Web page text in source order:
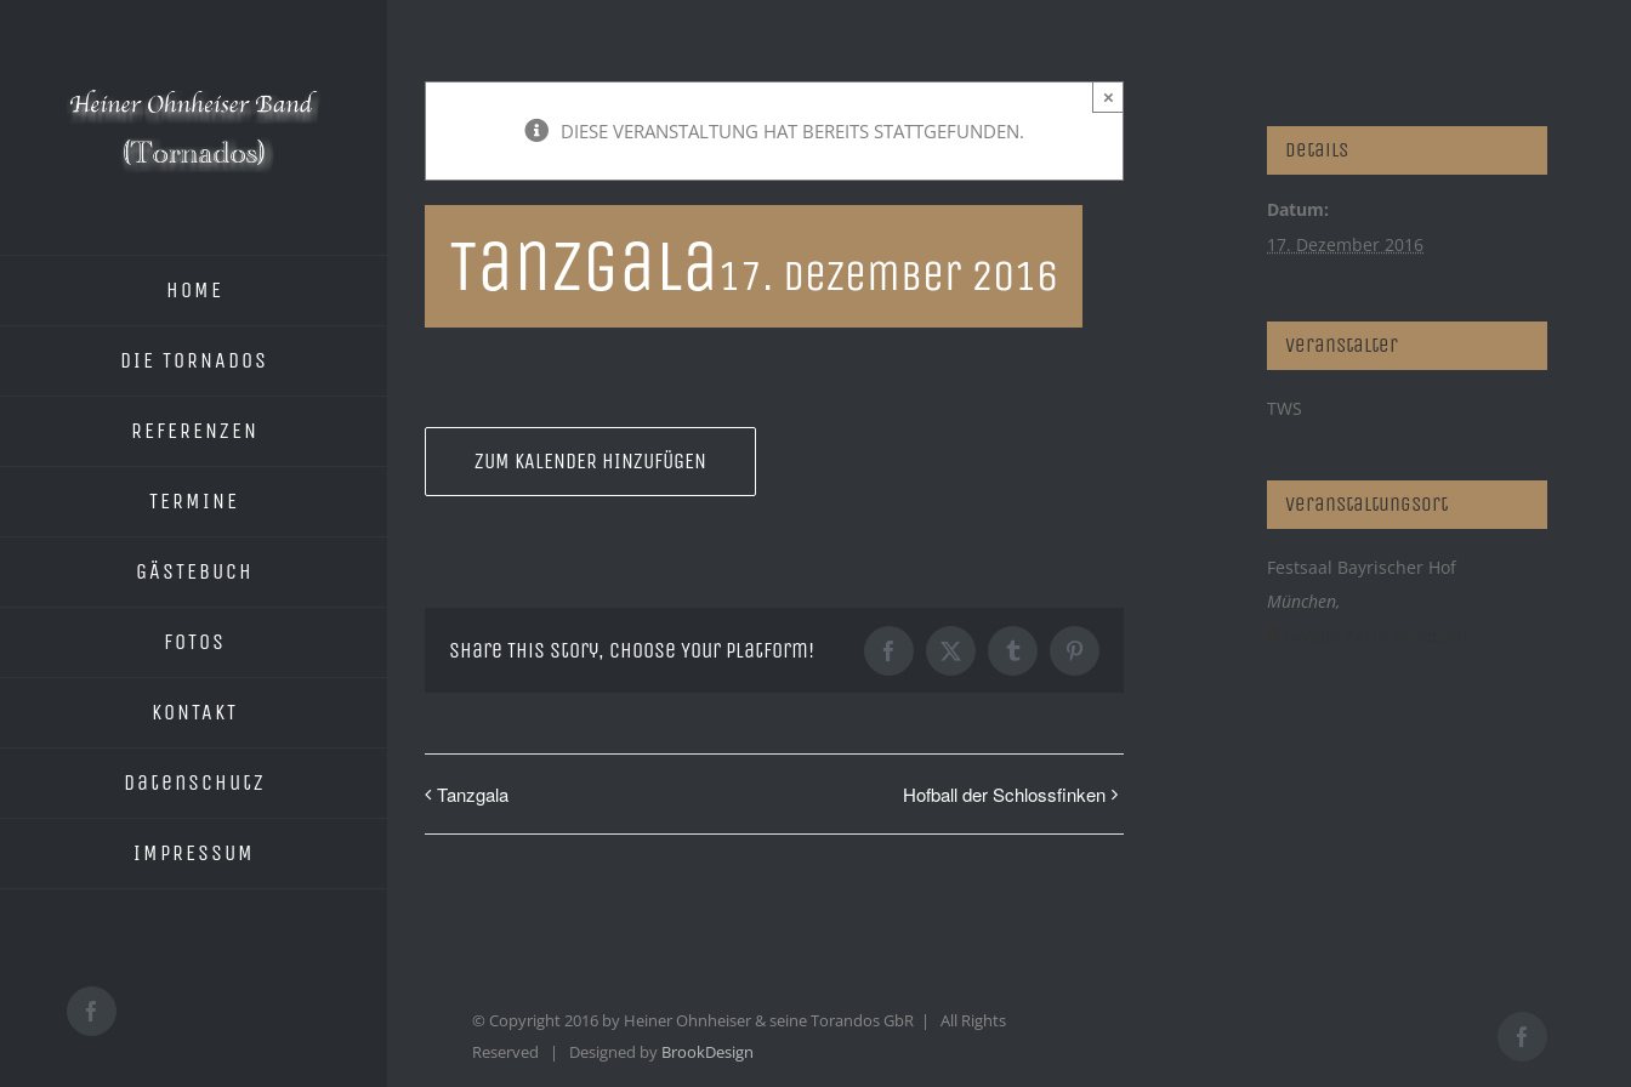
HOME
DIE TORNADOS
REFERENZEN
TERMINE
GÄSTEBUCH
FOTOS
KONTAKT
Datenschutz
IMPRESSUM
Facebook
DIESE VERANSTALTUNG HAT BEREITS STATTGEFUNDEN.
×
Tanzgala17. Dezember 2016
ZUM KALENDER HINZUFÜGEN
Share This Story, Choose Your Platform! Facebook
X TumblrPinterest
Tanzgala Hofball der Schlossfinken
Details
Datum:
17. Dezember 2016
Veranstalter
TWS
Veranstaltungsort
Festsaal Bayrischer Hof
München,
© Copyright 2016 by Heiner Ohnheiser & seine Torandos GbR | All Rights
Reserved | Designed by BrookDesign Facebook